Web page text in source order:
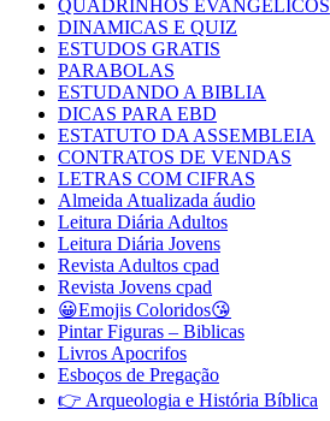
QUADRINHOS EVANGELICOS
DINAMICAS E QUIZ
ESTUDOS GRATIS
PARABOLAS
ESTUDANDO A BIBLIA
DICAS PARA EBD
ESTATUTO DA ASSEMBLEIA
CONTRATOS DE VENDAS
LETRAS COM CIFRAS
Almeida Atualizada áudio
Leitura Diária Adultos
Leitura Diária Jovens
Revista Adultos cpad
Revista Jovens cpad
😀Emojis Coloridos😘
Pintar Figuras – Biblicas
Livros Apocrifos
Esboços de Pregação
👉 Arqueologia e História Bíblica